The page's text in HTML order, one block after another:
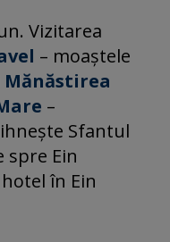
Vizitarea
– moaştele
Mănăstirea
–
Sfantul
spre Ein
în Ein